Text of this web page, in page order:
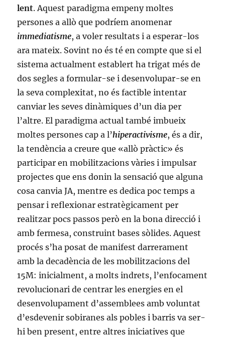
lent. Aquest paradigma empeny moltes
persones a allò que podríem anomenar
immediatisme, a voler resultats i a esperar-los
ara mateix. Sovint no és té en compte que si el
sistema actualment establert ha trigat més de
dos segles a formular-se i desenvolupar-se en
la seva complexitat, no és factible intentar
canviar les seves dinàmiques d’un dia per
l’altre. El paradigma actual també imbueix
moltes persones cap a l’hiperactivisme, és a dir,
la tendència a creure que «allò pràctic» és
participar en mobilitzacions vàries i impulsar
projectes que ens donin la sensació que alguna
cosa canvia JA, mentre es dedica poc temps a
pensar i reflexionar estratègicament per
realitzar pocs passos però en la bona direcció i
amb fermesa, construint bases sòlides. Aquest
procés s’ha posat de manifest darrerament
amb la decadència de les mobilitzacions del
15M: inicialment, a molts indrets, l’enfocament
revolucionari de centrar les energies en el
desenvolupament d’assemblees amb voluntat
d’esdevenir sobiranes als pobles i barris va ser-
hi ben present, entre altres iniciatives que